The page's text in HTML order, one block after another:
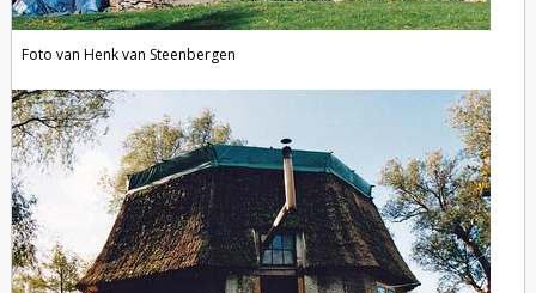
Foto van Henk van Steenbergen